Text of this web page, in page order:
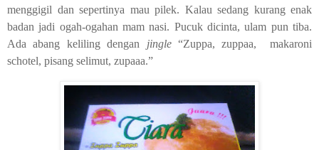
menggigil dan sepertinya mau pilek. Kalau sedang kurang enak
badan jadi ogah-ogahan mam nasi. Pucuk dicinta, ulam pun tiba.
Ada abang keliling dengan jingle “Zuppa, zuppaa,
makaroni
schotel, pisang selimut, zupaaa.”